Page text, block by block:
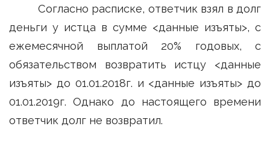
Согласно расписке, ответчик взял в долг
деньги у истца в сумме <данные изъяты>, с
ежемесячной выплатой 20% годовых, с
обязательством возвратить истцу <данные
изъяты> до 01.01.2018г. и <данные изъяты> до
01.01.2019г. Однако до настоящего времени
ответчик долг не возвратил.